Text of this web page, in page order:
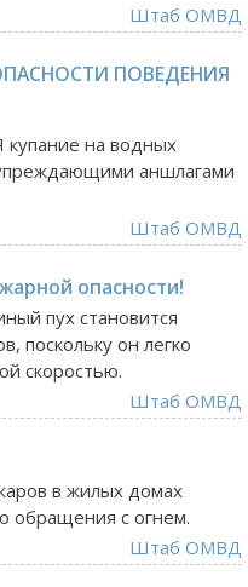
Штаб ОМВД
ПОВЕДЕНИЯ
на водных
аншлагами
Штаб ОМВД
опасности!
пух становится
поскольку он легко
скоростью.
Штаб ОМВД
в жилых домах
обращения с огнем.
Штаб ОМВД